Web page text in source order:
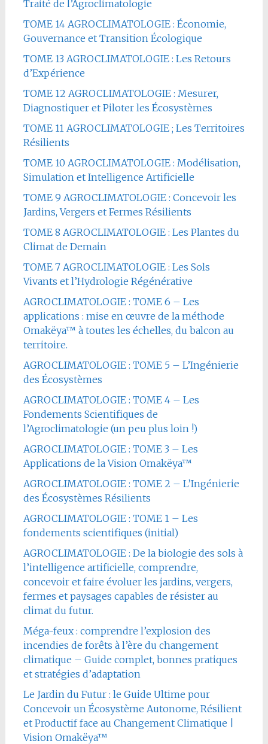
Traité de l’Agroclimatologie
TOME 14 AGROCLIMATOLOGIE : Économie,
Gouvernance et Transition Écologique
TOME 13 AGROCLIMATOLOGIE : Les Retours
d’Expérience
TOME 12 AGROCLIMATOLOGIE : Mesurer,
Diagnostiquer et Piloter les Écosystèmes
TOME 11 AGROCLIMATOLOGIE ; Les Territoires
Résilients
TOME 10 AGROCLIMATOLOGIE : Modélisation,
Simulation et Intelligence Artificielle
TOME 9 AGROCLIMATOLOGIE : Concevoir les
Jardins, Vergers et Fermes Résilients
TOME 8 AGROCLIMATOLOGIE : Les Plantes du
Climat de Demain
TOME 7 AGROCLIMATOLOGIE : Les Sols
Vivants et l’Hydrologie Régénérative
AGROCLIMATOLOGIE : TOME 6 – Les
applications : mise en œuvre de la méthode
Omakëya™ à toutes les échelles, du balcon au
territoire.
AGROCLIMATOLOGIE : TOME 5 – L’Ingénierie
des Écosystèmes
AGROCLIMATOLOGIE : TOME 4 – Les
Fondements Scientifiques de
l’Agroclimatologie (un peu plus loin !)
AGROCLIMATOLOGIE : TOME 3 – Les
Applications de la Vision Omakëya™
AGROCLIMATOLOGIE : TOME 2 – L’Ingénierie
des Écosystèmes Résilients
AGROCLIMATOLOGIE : TOME 1 – Les
fondements scientifiques (initial)
AGROCLIMATOLOGIE : De la biologie des sols à
l’intelligence artificielle, comprendre,
concevoir et faire évoluer les jardins, vergers,
fermes et paysages capables de résister au
climat du futur.
Méga-feux : comprendre l’explosion des
incendies de forêts à l’ère du changement
climatique – Guide complet, bonnes pratiques
et stratégies d’adaptation
Le Jardin du Futur : le Guide Ultime pour
Concevoir un Écosystème Autonome, Résilient
et Productif face au Changement Climatique |
Vision Omakëya™